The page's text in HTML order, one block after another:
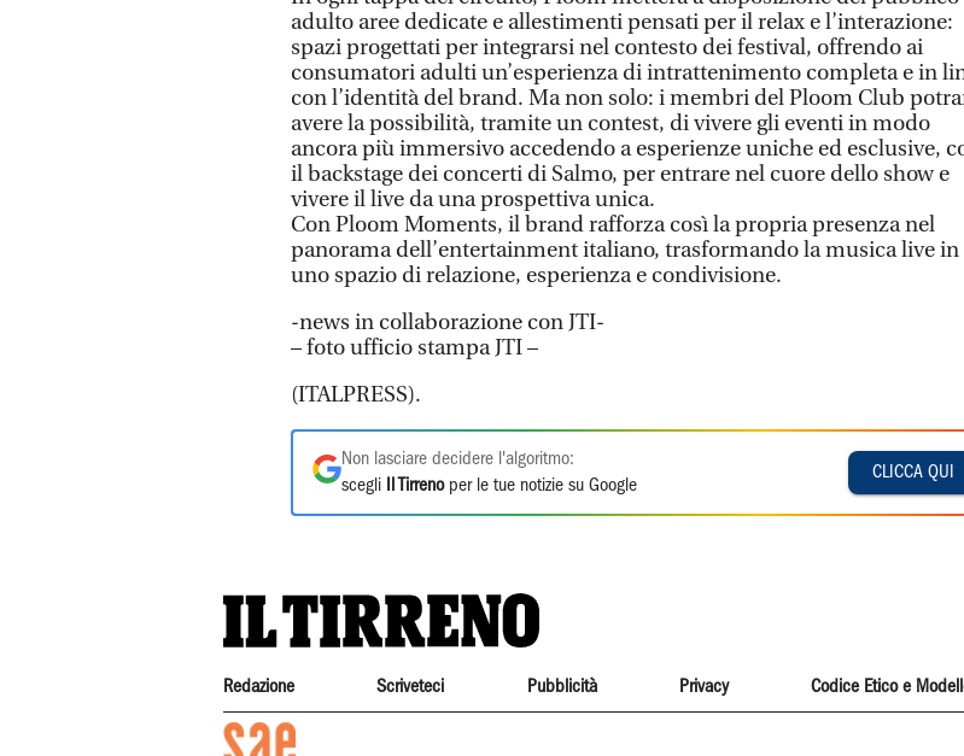
adulto aree dedicate e allestimenti pensati per il relax e l’interazione:
spazi progettati per integrarsi nel contesto dei festival, offrendo ai
consumatori adulti un’esperienza di intrattenimento completa e in
con l’identità del brand. Ma non solo: i membri del Ploom Club
avere la possibilità, tramite un contest, di vivere gli eventi in modo
ancora più immersivo accedendo a esperienze uniche ed esclusive,
il backstage dei concerti di Salmo, per entrare nel cuore dello show e
vivere il live da una prospettiva unica.
Con Ploom Moments, il brand rafforza così la propria presenza nel
panorama dell’entertainment italiano, trasformando la musica live in
uno spazio di relazione, esperienza e condivisione.
-news in collaborazione con JTI-
– foto ufficio stampa JTI –
(ITALPRESS).
Non lasciare decidere l'algoritmo:
scegli
Il Tirrenoper le tue notizie su Google
CLICCA QUI
Redazione Scriveteci Pubblicità Privacy Codice Etico e